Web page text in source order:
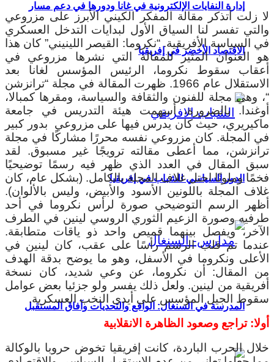
إدارة النفايات الإلكترونية في غانا ودورها في دعم مسار
الاقتصاد الأخضر في إفريقيا
الدور السياسي للشباب في إفريقيا
المدرسة في السنغال: الواقع والتحديات وآفاق المستقبل
لا زلت أتذكر مقالة المفكر الكيني الأبرز على مزروعي
والتي تفسر لنا السياق الأول لبدايات التدخل العسكري
في السياسة الأفريقية. “نكروما: القيصر اللينيني” كان هذا
هو العنوان المثير للمقالة التي نشرها مزروعي في
أعقاب سقوط نكروما، الرئيس المؤسس لغانا بعد
الاستقلال عام 1966. ظهرت المقالة في مجلة “ترانزشن
“، وهي مجلة للفنون والثقافة والسياسة، ومقرها كمبالا،
أوغندا. بالضرورة، أسهمت هيئة التدريس في جامعة
ماكيريري، حيث كان يدرس فيها على مزروعي بدور كبير
في المجلة. كان مزروعي نفسه محررًا مشاركًا في مجلة
ترانزشن، مما أعطى مقالته ترويجًا غير مسبوق. لقد
سبق المقال في العدد الذي ظهر فيه رسمًا توضيحيًا
فخمًا وملونًا احتل غلاف المجلة بالكامل. (بشكل عام، كان
غلاف المجلة باللونين الأسود والأبيض، وليس بالألوان).
أظهر الرسم التوضيحي صورة لرأس نكروما في أحد
طرفيه وصورة الزعيم الثوري الروسي لينين في الطرف
الآخر، ويفصل بينهما قميص واحد ذو ياقات متطابقة.
عندما تم قلب الرسم رأسًا على عقب، كان لينين في
الأعلى ونكروما في الأسفل، وهو ما يوضح بدقة الهدف
من المقال: أن نكروما، عن وعي شديد، كان نسخة
أفريقية من لينين. ولعل ذلك يفسر ولو جزئيا بعض عوامل
سقوط الجيل المؤسس على أيدى النخب العسكرية.
أولا: تراجع وصعود الظاهرة الانقلابية
خلال الحرب الباردة، كانت إفريقيا تخوض حروبا بالوكالة